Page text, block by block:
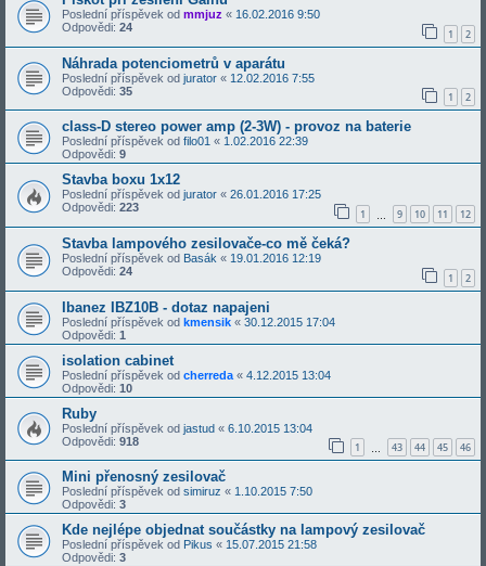
Poslední příspěvek od mmjuz « 16.02.2016 9:50
Odpovědi: 24 1 2
Náhrada potenciometrů v aparátu
Poslední příspěvek od jurator « 12.02.2016 7:55
Odpovědi: 35 1 2
class-D stereo power amp (2-3W) - provoz na baterie
Poslední příspěvek od filo01 « 1.02.2016 22:39
Odpovědi: 9
Stavba boxu 1x12
Poslední příspěvek od jurator « 26.01.2016 17:25
Odpovědi: 223 1 9 10 11 12
Stavba lampového zesilovače-co mě čeká?
Poslední příspěvek od Basák « 19.01.2016 12:19
Odpovědi: 24 1 2
Ibanez IBZ10B - dotaz napajeni
Poslední příspěvek od kmensik « 30.12.2015 17:04
Odpovědi: 1
isolation cabinet
Poslední příspěvek od cherreda « 4.12.2015 13:04
Odpovědi: 10
Ruby
Poslední příspěvek od jastud « 6.10.2015 13:04
Odpovědi: 918 1 43 44 45 46
Mini přenosný zesilovač
Poslední příspěvek od simiruz « 1.10.2015 7:50
Odpovědi: 3
Kde nejlépe objednat součástky na lampový zesilovač
Poslední příspěvek od Pikus « 15.07.2015 21:58
Odpovědi: 3